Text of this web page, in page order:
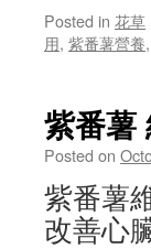
Posted in 花草
用, 紫番薯營養,
紫番薯
Posted on
紫番薯
改善心